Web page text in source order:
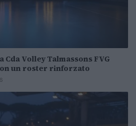
Cda Volley Talmassons FVG
un roster rinforzato